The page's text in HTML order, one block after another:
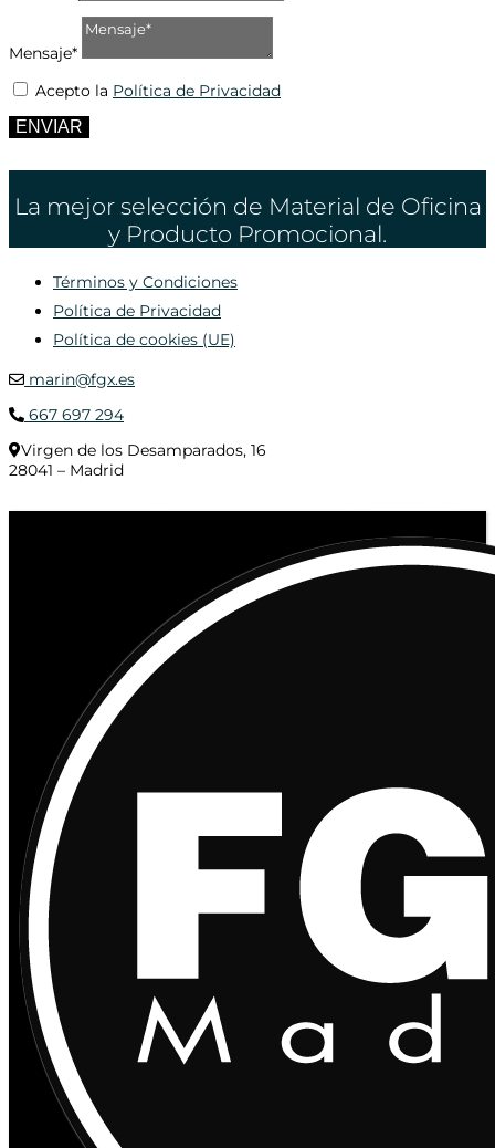
Mensaje*
Acepto la Política de Privacidad
ENVIAR
La mejor selección de Material de Oficina
y Producto Promocional.
Términos y Condiciones
Política de Privacidad
Política de cookies (UE)
marin@fgx.es
667 697 294
Virgen de los Desamparados, 16
28041 – Madrid